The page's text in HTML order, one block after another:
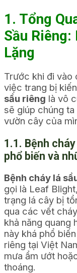
1. Tổng
Sầu Riêng:
Lặng
Trước khi đi vào
việc trang bị
sầu riêng là vô
sẽ giúp chúng
vườn cây của
1.1. Bệnh
phổ biến và
Bệnh cháy lá
gọi là Leaf
trạng lá cây bị
qua các vết
khả năng quang
này khá phổ
riêng tại Việt
mưa ẩm ướt
thoáng.